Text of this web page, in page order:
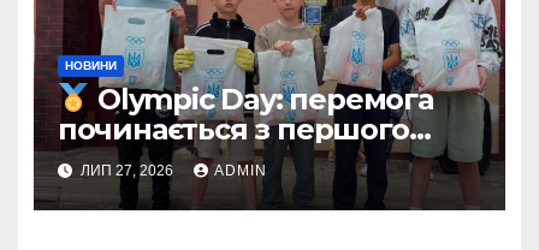
НОВИНИ
Olympic Day: перемога
починається з першого
кроку
ЛИП 27, 2026 ADMIN